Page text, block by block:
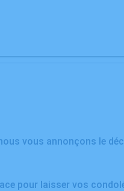
vous annonçons le
pour laisser vos